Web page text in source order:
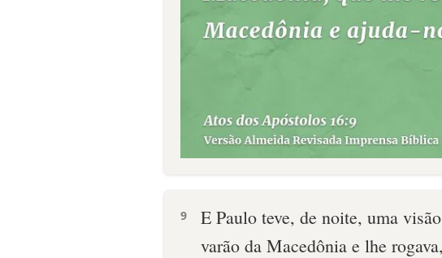
9
E Paulo teve, de noite, uma
varão da Macedônia e lhe